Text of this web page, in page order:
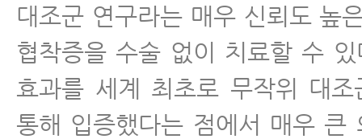
대조군 연구라는 매우 신뢰도 높
협착증을 수술 없이 치료할 수
효과를 세계 최초로 무작위 대조
통해 입증했다는 점에서 매우 큰